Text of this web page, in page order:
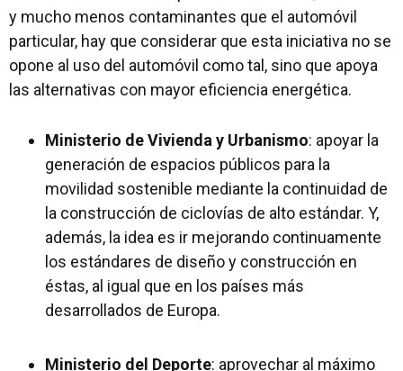
y mucho menos contaminantes que el automóvil
particular, hay que considerar que esta iniciativa no se
opone al uso del automóvil como tal, sino que apoya
las alternativas con mayor eficiencia energética.
Ministerio de Vivienda y Urbanismo: apoyar la
generación de espacios públicos para la
movilidad sostenible mediante la continuidad de
la construcción de ciclovías de alto estándar. Y,
además, la idea es ir mejorando continuamente
los estándares de diseño y construcción en
éstas, al igual que en los países más
desarrollados de Europa.
Ministerio del Deporte: aprovechar al máximo